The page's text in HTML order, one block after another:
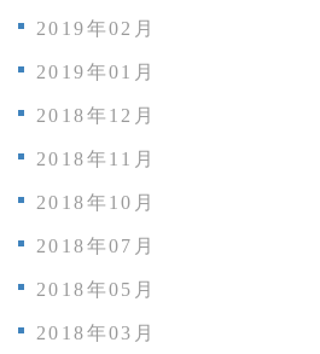
2019年02月
2019年01月
2018年12月
2018年11月
2018年10月
2018年07月
2018年05月
2018年03月